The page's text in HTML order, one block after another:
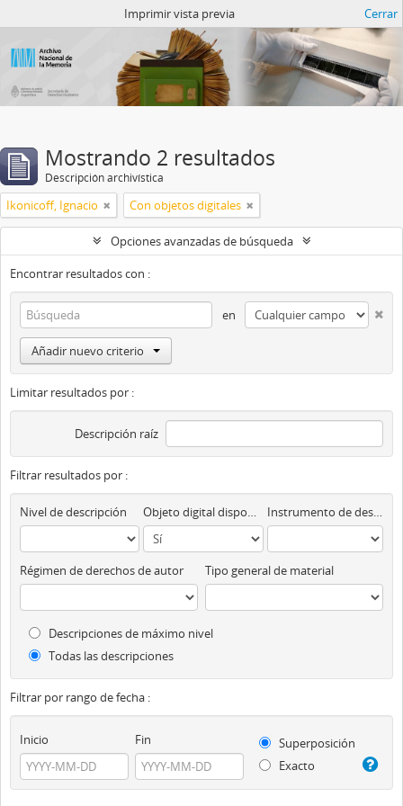
Imprimir vista previa Cerrar
Mostrando 2 resultados
Descripción archivística
Ikonicoff, Ignacio Con objetos digitales
Opciones avanzadas de búsqueda
Encontrar resultados con :
en
Añadir nuevo criterio
Limitar resultados por :
Descripción raíz
Filtrar resultados por :
Nivel de descripción Objeto digital disponibles Instrumento de descripción
Régimen de derechos de autor Tipo general de material
Descripciones de máximo nivel
Todas las descripciones
Filtrar por rango de fecha :
Inicio Fin
Superposición
Exacto